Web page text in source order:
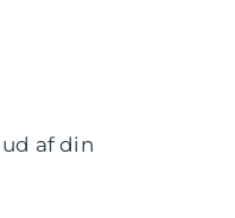
af din